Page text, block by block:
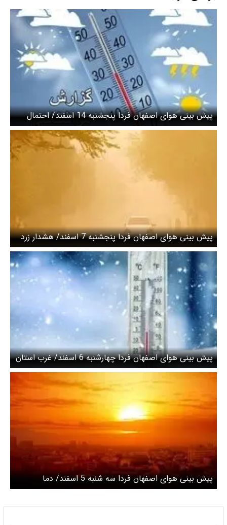
پیش بینی هوای اصفهان فردا پنجشنبه 14 اسفند/ احتمال
بارش برف در ارتفاعات
پیش بینی هوای اصفهان فردا پنجشنبه 7 اسفند/ هشدار زرد
نسبت به وزش باد شدید
پیش بینی هوای اصفهان فردا چهارشنبه 6 اسفند/ غرب استان
برفی و بارانی می‌شود
پیش بینی هوای اصفهان فردا سه شنبه 5 اسفند/ دما
افزایشی می‌شود